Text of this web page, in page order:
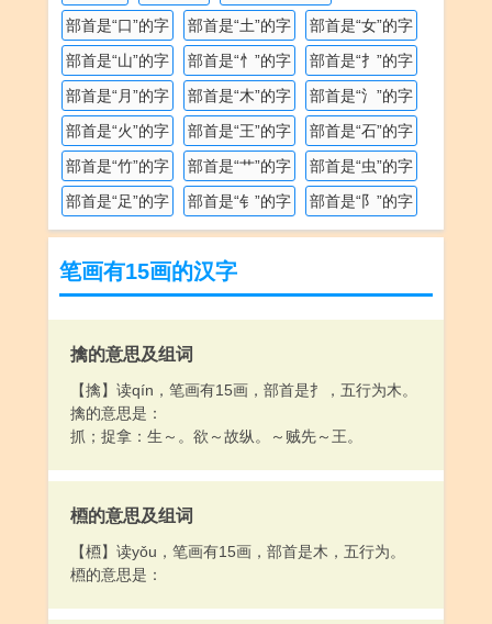
部首是“口”的字
部首是“土”的字
部首是“女”的字
部首是“山”的字
部首是“忄”的字
部首是“扌”的字
部首是“月”的字
部首是“木”的字
部首是“氵”的字
部首是“火”的字
部首是“王”的字
部首是“石”的字
部首是“竹”的字
部首是“艹”的字
部首是“虫”的字
部首是“足”的字
部首是“钅”的字 部首是“阝”的字
笔画有15画的汉字
擒的意思及组词
【擒】读qín，笔画有15画，部首是扌，五行为木。
擒的意思是：
抓；捉拿：生～。欲～故纵。～贼先～王。
槱的意思及组词
【槱】读yǒu，笔画有15画，部首是木，五行为。
槱的意思是：